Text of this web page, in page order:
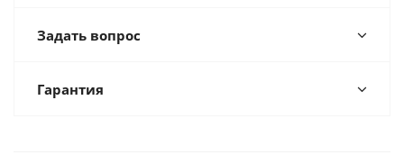
Задать вопрос
Гарантия